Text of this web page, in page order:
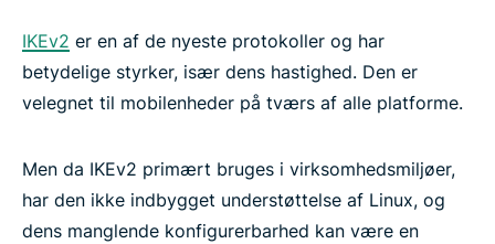
IKEv2 er en af de nyeste protokoller og har
betydelige styrker, især dens hastighed. Den er
velegnet til mobilenheder på tværs af alle platforme.
Men da IKEv2 primært bruges i virksomhedsmiljøer,
har den ikke indbygget understøttelse af Linux, og
dens manglende konfigurerbarhed kan være en